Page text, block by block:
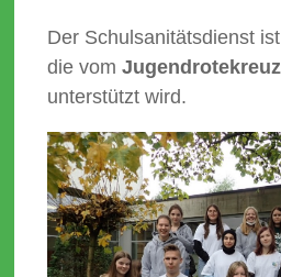
Der Schulsanitätsdienst
die vom Jugendrotekreuz
unterstützt wird.